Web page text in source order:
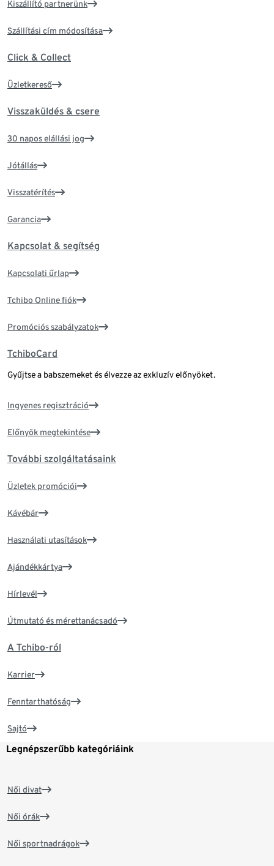
Kiszállító partnerünk
Szállítási cím módosítása
Click & Collect
Üzletkereső
Visszaküldés & csere
30 napos elállási jog
Jótállás
Visszatérítés
Garancia
Kapcsolat & segítség
Kapcsolati űrlap
Tchibo Online fiók
Promóciós szabályzatok
TchiboCard
Gyűjtse a babszemeket és élvezze az exkluzív előnyöket.
Ingyenes regisztráció
Előnyök megtekintése
További szolgáltatásaink
Üzletek promóciói
Kávébár
Használati utasítások
Ajándékkártya
Hírlevél
Útmutató és mérettanácsadó
A Tchibo-ról
Karrier
Fenntarthatóság
Sajtó
Legnépszerűbb kategóriáink
Női divat
Női órák
Női sportnadrágok